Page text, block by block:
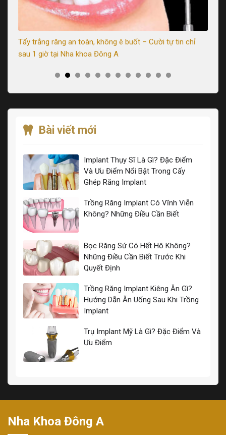
Tẩy trắng răng an toàn, không ê buốt – Cười tự tin chỉ
sau 1 giờ tại Nha khoa Đông A
Bài viết mới
Implant Thụy Sĩ Là Gì? Đặc Điểm
Và Ưu Điểm Nổi Bật Trong Cấy
Ghép Răng Implant
Trồng Răng Implant Có Vĩnh Viễn
Không? Những Điều Cần Biết
Bọc Răng Sứ Có Hết Hô Không?
Những Điều Cần Biết Trước Khi
Quyết Định
Trồng Răng Implant Kiêng Ăn Gì?
Hướng Dẫn Ăn Uống Sau Khi Trồng
Implant
Trụ Implant Mỹ Là Gì? Đặc Điểm Và
Ưu Điểm
Nha Khoa Đông A